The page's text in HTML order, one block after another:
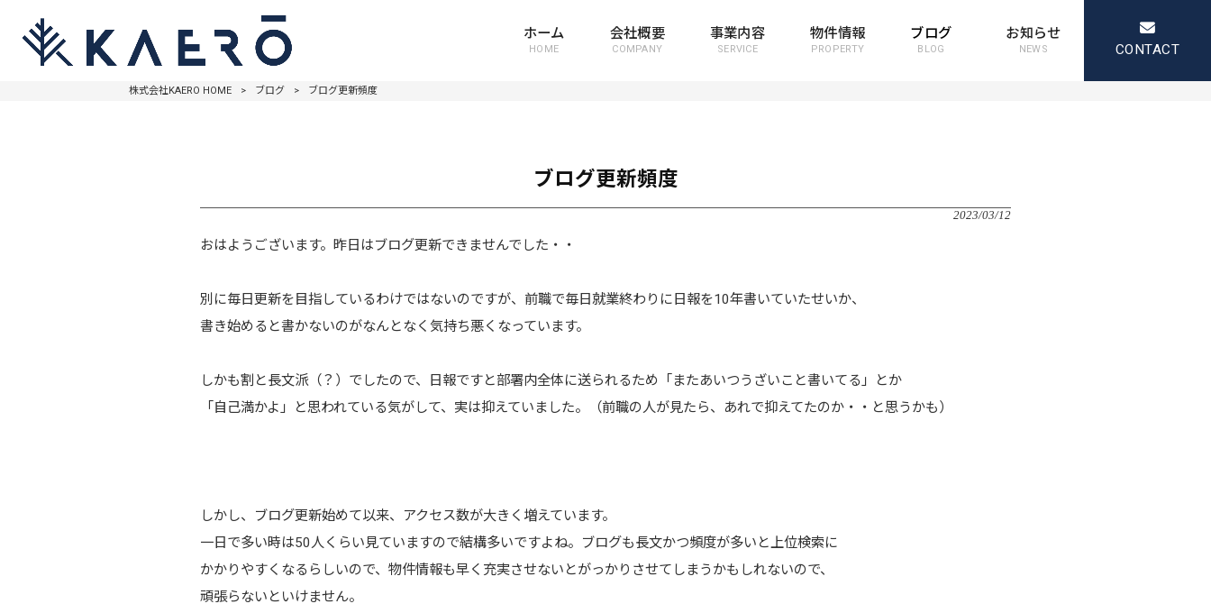
ホーム
HOME
会社概要
COMPANY
事業内容
SERVICE
物件情報
PROPERTY
ブログ
BLOG
お知らせ
NEWS CONTACT
株式会社KAERO HOME > ブログ > ブログ更新頻度
ブログ更新頻度
2023/03/12
おはようございます。昨日はブログ更新できませんでした・・
別に毎日更新を目指しているわけではないのですが、前職で毎日就業終わりに日報を10年書いていたせいか、
書き始めると書かないのがなんとなく気持ち悪くなっています。
しかも割と長文派（？）でしたので、日報ですと部署内全体に送られるため「またあいつうざいこと書いてる」とか
「自己満かよ」と思われている気がして、実は抑えていました。（前職の人が見たら、あれで抑えてたのか・・と思うかも）
しかし、ブログ更新始めて以来、アクセス数が大きく増えています。
一日で多い時は50人くらい見ていますので結構多いですよね。ブログも長文かつ頻度が多いと上位検索に
かかりやすくなるらしいので、物件情報も早く充実させないとがっかりさせてしまうかもしれないので、
頑張らないといけません。